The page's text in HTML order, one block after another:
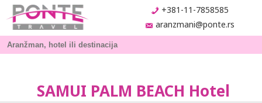
+381-11-7858585
aranzmani@ponte.rs
SAMUI PALM BEACH Hotel